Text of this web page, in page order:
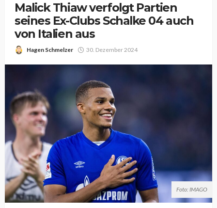
Malick Thiaw verfolgt Partien
seines Ex-Clubs Schalke 04 auch
von Italien aus
Hagen Schmelzer 30. Dezember 2024
Foto: IMAGO